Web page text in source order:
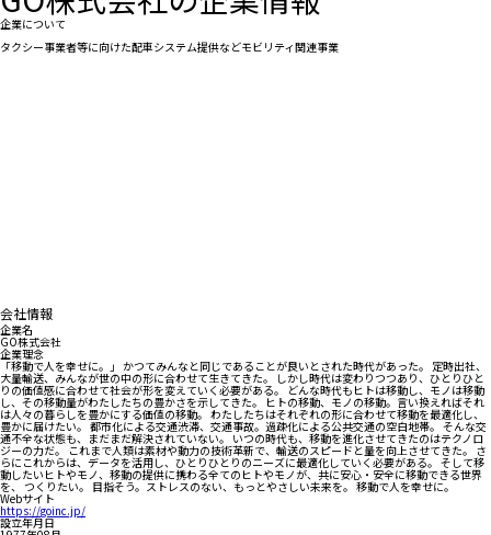
企業について
タクシー事業者等に向けた配車システム提供などモビリティ関連事業
会社情報
企業名
GO株式会社
企業理念
「移動で人を幸せに。」 かつてみんなと同じであることが良いとされた時代があった。 定時出社、
大量輸送、みんなが世の中の形に合わせて生きてきた。 しかし時代は変わりつつあり、ひとりひと
りの価値感に合わせて社会が形を変えていく必要がある。 どんな時代もヒトは移動し、モノは移動
し、その移動量がわたしたちの豊かさを示してきた。 ヒトの移動、モノの移動。言い換えればそれ
は人々の暮らしを豊かにする価値の移動。 わたしたちはそれぞれの形に合わせて移動を最適化し、
豊かに届けたい。 都市化による交通渋滞、交通事故。過疎化による公共交通の空白地帯。 そんな交
通不全な状態も、まだまだ解決されていない。 いつの時代も、移動を進化させてきたのはテクノロ
ジーの力だ。 これまで人類は素材や動力の技術革新で、輸送のスピードと量を向上させてきた。 さ
らにこれからは、データを活用し、ひとりひとりのニーズに最適化していく必要がある。 そして移
動したいヒトやモノ、移動の提供に携わる全てのヒトやモノが、共に安心・安全に移動できる世界
を、 つくりたい。 目指そう。ストレスのない、もっとやさしい未来を。 移動で人を幸せに。
Webサイト
https://goinc.jp/
設立年月日